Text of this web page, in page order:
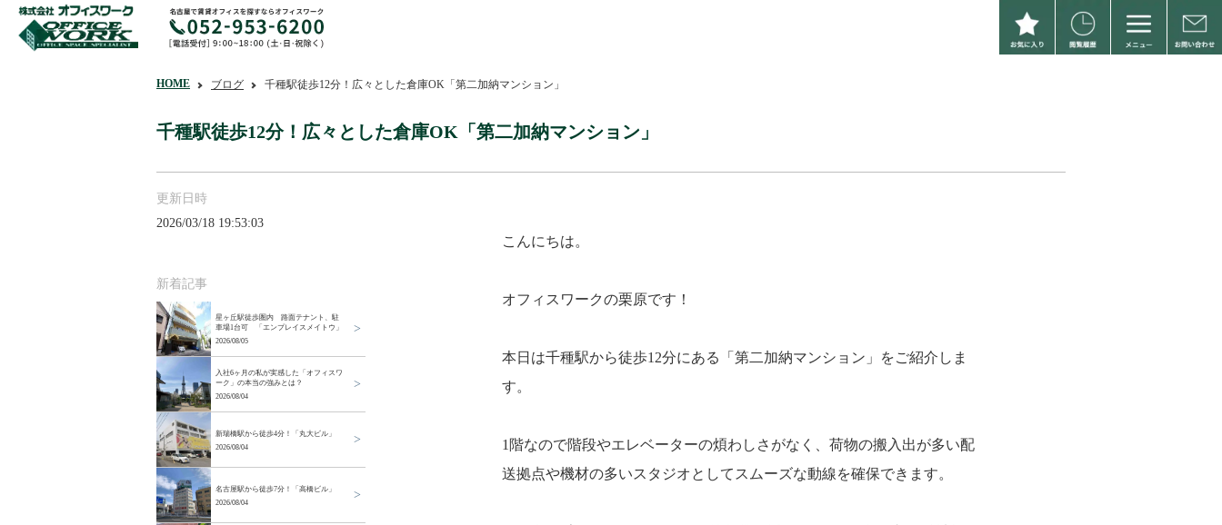
HOME ブログ 千種駅徒歩12分！広々とした倉庫OK「第二加納マンション」
千種駅徒歩12分！広々とした倉庫OK「第二加納マンション」
更新日時
2026/03/18 19:53:03
新着記事
星ヶ丘駅徒歩圏内 路面テナント、駐
車場1台可 「エンプレイスメイトウ」
2026/08/05
入社6ヶ月の私が実感した「オフィスワ
ーク」の本当の強みとは？
2026/08/04
新瑞橋駅から徒歩4分！「丸大ビル」
2026/08/04
名古屋駅から徒歩7分！「高橋ビル」
2026/08/04
こんにちは。
オフィスワークの栗原です！
本日は千種駅から徒歩12分にある「第二加納マンション」をご紹介しま
す。
1階なので階段やエレベーターの煩わしさがなく、荷物の搬入出が多い配
送拠点や機材の多いスタジオとしてスムーズな動線を確保できます。